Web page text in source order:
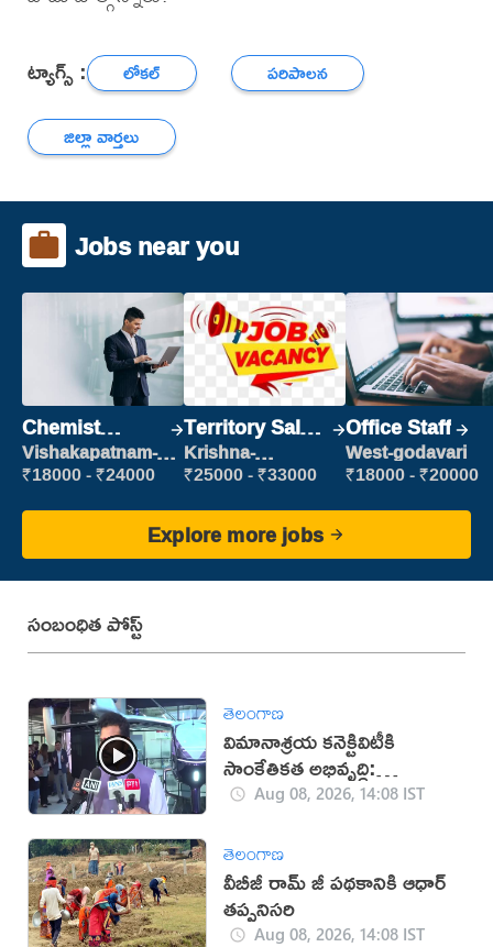
ట్యాగ్స్ : లోకల్
పరిపాలన
జిల్లా వార్తలు
Jobs near you
Chemist
Production
Executive
Vishakapatnam-
new
₹18000 - ₹24000
Territory Sales
Manager
Krishna-
vijayawada
₹25000 - ₹33000
Office Staff
West-godavari
₹18000 - ₹20000
Explore more jobs
సంబంధిత పోస్ట్
తెలంగాణ
విమానాశ్రయ కనెక్టివిటీకి
సాంకేతికత అభివృద్ధి:
రామ్మోహన్ నాయుడు
Aug 08, 2026, 14:08 IST
తెలంగాణ
వీబీజీ రామ్ జీ పథకానికి ఆధార్
తప్పనిసరి
Aug 08, 2026, 14:08 IST